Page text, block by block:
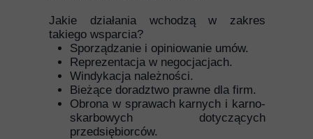
Jakie działania wchodzą w zakres
takiego wsparcia?
Sporządzanie i opiniowanie umów.
Reprezentacja w negocjacjach.
Windykacja należności.
Bieżące doradztwo prawne dla firm.
Obrona w sprawach karnych i karno-
skarbowych dotyczących
przedsiębiorców.